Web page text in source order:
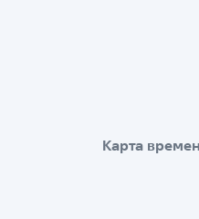
Карта